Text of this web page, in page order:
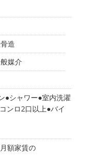
造
媒介
シャワー 室内洗濯
コンロ2口以上 バイ
額家賃の